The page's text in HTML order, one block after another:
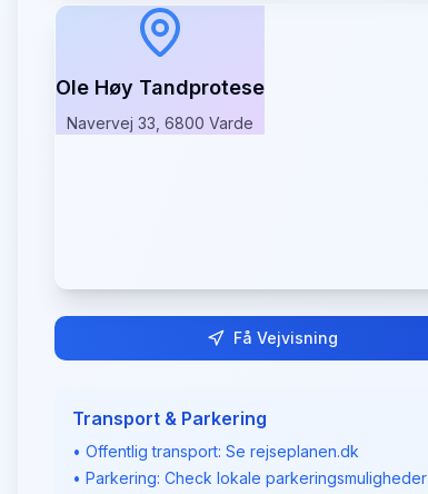
Ole Høy Tandprotese
Navervej 33, 6800 Varde
Få Vejvisning
Transport & Parkering
• Offentlig transport: Se rejseplanen.dk
• Parkering: Check lokale parkeringsmuligheder